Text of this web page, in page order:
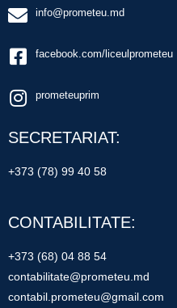
info@prometeu.md
facebook.com/liceulprometeu
prometeuprim
SECRETARIAT:
+373 (78) 99 40 58
CONTABILITATE:
+373 (68) 04 88 54
contabilitate@prometeu.md
contabil.prometeu@gmail.com